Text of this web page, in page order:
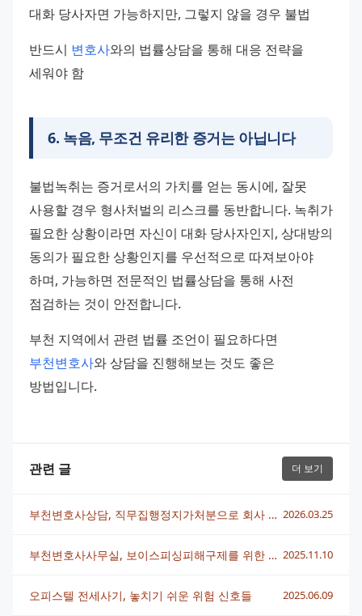
대화 당사자면 가능하지만, 그렇지 않을 경우 불법
반드시 변호사와의 법률상담을 통해 대응 전략을
세워야 함
6. 녹음, 무조건 유리한 증거는 아닙니다
불법녹취는 증거로서의 가치를 얻는 동시에, 잘못
사용할 경우 형사처벌의 리스크를 동반합니다. 녹취가
필요한 상황이라면 자신이 대화 당사자인지, 상대방의
동의가 필요한 상황인지를 우선적으로 따져보아야
하며, 가능하면 전문적인 법률상담을 통해 사전
점검하는 것이 안전합니다.
부천변호사와 상담을 진행해보는 것도 좋은
방법입니다.
관련 글 더 보기
부천변호사상담, 직무집행정지가처분으로 회사 분쟁 해결하는 법 2026.03.25
부천변호사사무실, 보이스피싱피해구제를 위한 실질적 대응법 총정리 2025.11.10
오피스텔 전세사기, 놓치기 쉬운 위험 신호들 2025.06.09